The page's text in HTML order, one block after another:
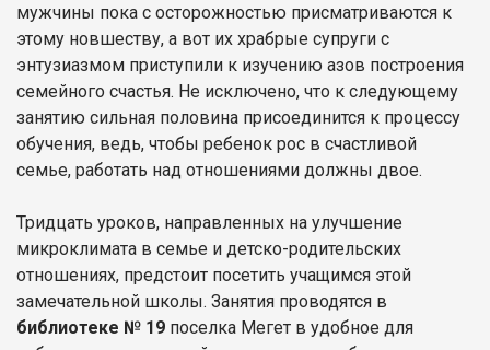
мужчины пока с осторожностью присматриваются к
этому новшеству, а вот их храбрые супруги с
энтузиазмом приступили к изучению азов построения
семейного счастья. Не исключено, что к следующему
занятию сильная половина присоединится к процессу
обучения, ведь, чтобы ребенок рос в счастливой
семье, работать над отношениями должны двое.
Тридцать уроков, направленных на улучшение
микроклимата в семье и детско-родительских
отношениях, предстоит посетить учащимся этой
замечательной школы. Занятия проводятся в
библиотеке № 19 поселка Мегет в удобное для